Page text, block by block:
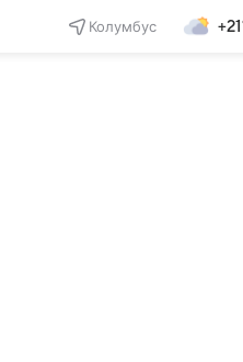
Колумбус